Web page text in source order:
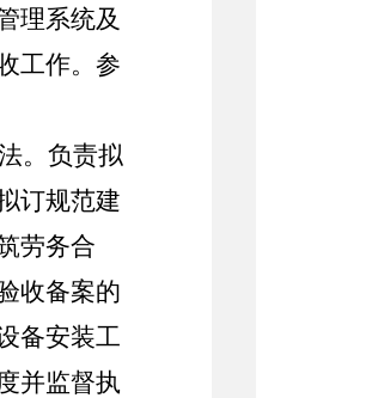
理系统及
工作。参
。 负责拟
订规范建
劳务合
收备案的
备安装工
并监督执